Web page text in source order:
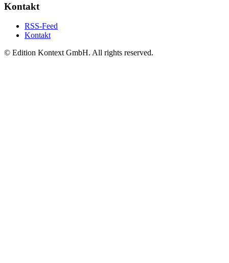
Kontakt
RSS-Feed
Kontakt
© Edition Kontext GmbH. All rights reserved.